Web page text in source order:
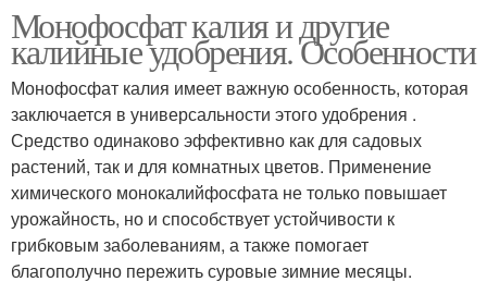
Монофосфат калия и другие
калийные удобрения. Особенности
Монофосфат калия имеет важную особенность, которая
заключается в универсальности этого удобрения .
Средство одинаково эффективно как для садовых
растений, так и для комнатных цветов. Применение
химического монокалийфосфата не только повышает
урожайность, но и способствует устойчивости к
грибковым заболеваниям, а также помогает
благополучно пережить суровые зимние месяцы.